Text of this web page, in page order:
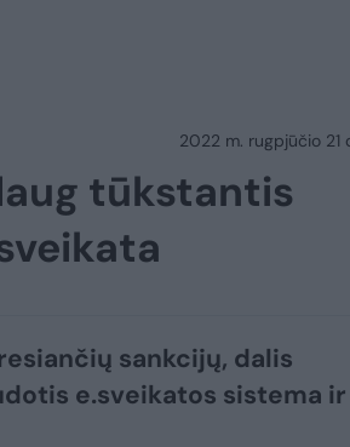
2022 m. rugpjūčio 21
tūkstantis
sankcijų, dalis
e.sveikatos sistema ir